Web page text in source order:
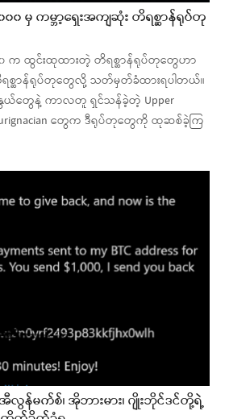
၀ မှ ကမ္ဘာ့ရှေးအကျဆုံး တိရစ္ဆာန်ရုပ်တု
၀ က ထွင်းထုထားတဲ့ တိရစ္ဆာန်ရုပ်တုတွေဟာ
ရစ္ဆာန်ရုပ်တုတွေလို့ သတ်မှတ်ခံထားရပါတယ်။
းနွယ်တွေနဲ့ ကာလတူ ရှင်သန်ခဲ့တဲ့ Upper
Aurignacian တွေက ဒီရုပ်တုတွေကို ထုဆစ်ခဲ့ကြ
န်မက်စ်၊ အိုဘားမား၊ ဂျိုးဘိုင်ဒင်တို့ရဲ့